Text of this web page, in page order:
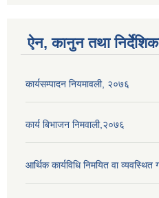
ऐन, कानुन तथा
कार्यसम्पादन नियमावली, २०७६
कार्य बिभाजन निमवाली,२०७६
आर्थिक कार्यविधि निमयित वा